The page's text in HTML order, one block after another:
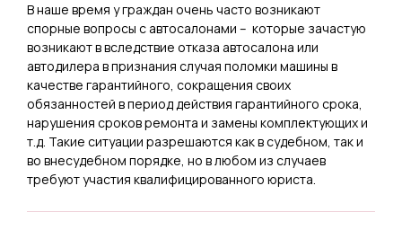
В наше время у граждан очень часто возникают
спорные вопросы с автосалонами – которые зачастую
возникают в вследствие отказа автосалона или
автодилера в признания случая поломки машины в
качестве гарантийного, сокращения своих
обязанностей в период действия гарантийного срока,
нарушения сроков ремонта и замены комплектующих и
т.д. Такие ситуации разрешаются как в судебном, так и
во внесудебном порядке, но в любом из случаев
требуют участия квалифицированного юриста.